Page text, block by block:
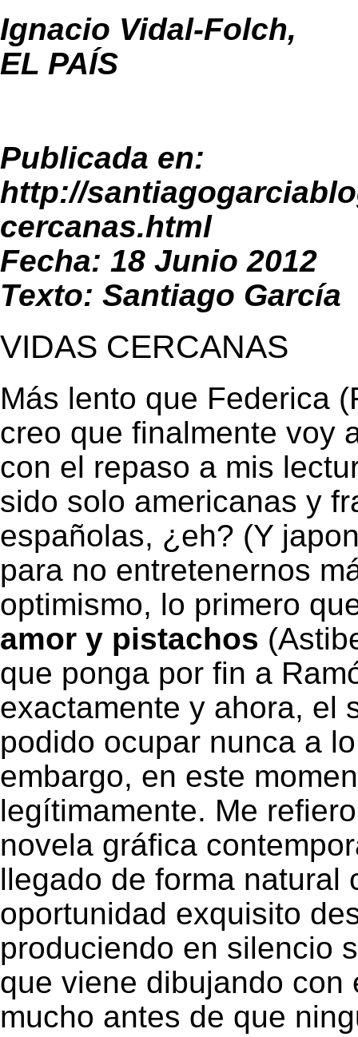
Ignacio Vidal-Folch,
EL PAÍS
Publicada en:
http://
cercanas.html
Fecha: 18 Junio 2012
Texto: Santiago García
VIDAS CERCANAS
Más lento que Federica
creo que finalmente voy
con el repaso a mis
sido solo americanas y
españolas, ¿eh? (Y
para no entretenernos
optimismo, lo primero
amor y pistachos
que ponga por fin a
exactamente y ahora, el
podido ocupar nunca a
embargo, en este
legítimamente. Me
novela gráfica
llegado de forma natural
oportunidad exquisito
produciendo en silencio
que viene dibujando
mucho antes de que